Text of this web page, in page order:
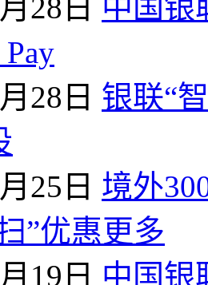
28日 中国银
28日 银联“
25日 境外
”优惠更多
19日 中国银